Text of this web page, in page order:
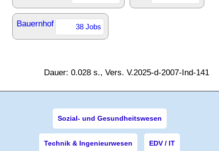
Bauernhof 38 Jobs
Dauer: 0.028 s., Vers. V.2025-d-2007-Ind-141
Sozial- und Gesundheitswesen
Technik & Ingenieurwesen EDV / IT